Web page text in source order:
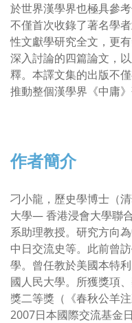
於世界漢學界也極具參
不僅首次收錄了著名學
性文獻學研究全文，更
深入討論的四篇論文，
釋。本譯文集的出版不
推動整個漢學界《中庸》
作者簡介
刁小龍，歷史學博士（
大學— 香港浸會大學聯
系助理教授。研究方向
中日交流史等。此前曾
學。曾任教於美國本特
國人民大學。所獲獎項
獎二等獎（《春秋公羊
2007日本國際交流基金